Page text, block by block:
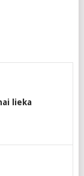
lieka